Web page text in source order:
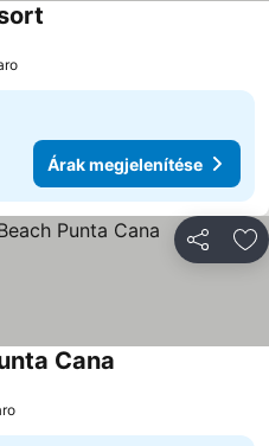
Árak megjelenítése
Cana